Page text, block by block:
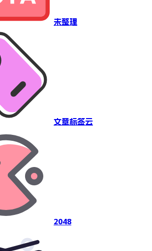
未整理
文章标签云
2048